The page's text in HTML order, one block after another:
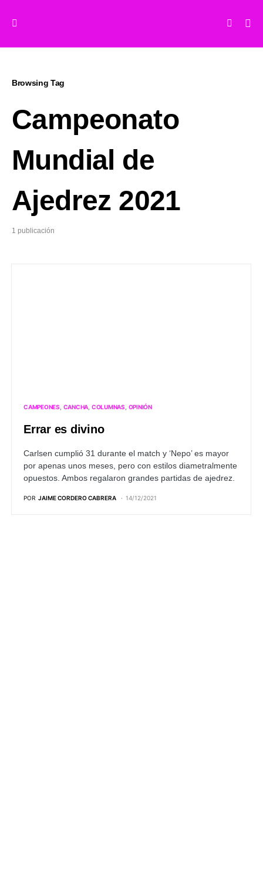
Browsing Tag
Campeonato
Mundial de
Ajedrez 2021
1 publicación
CAMPEONES CANCHA COLUMNAS OPINIÓN
Errar es divino
Carlsen cumplió 31 durante el match y ‘Nepo’ es mayor
por apenas unos meses, pero con estilos diametralmente
opuestos. Ambos regalaron grandes partidas de ajedrez.
POR JAIME CORDERO CABRERA 14/12/2021